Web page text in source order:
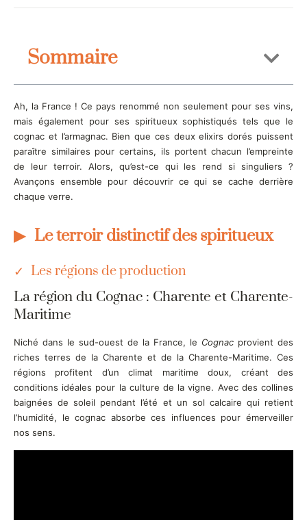
Sommaire
Ah, la France ! Ce pays renommé non seulement pour ses vins,
mais également pour ses spiritueux sophistiqués tels que le
cognac et l’armagnac. Bien que ces deux elixirs dorés puissent
paraître similaires pour certains, ils portent chacun l’empreinte
de leur terroir. Alors, qu’est-ce qui les rend si singuliers ?
Avançons ensemble pour découvrir ce qui se cache derrière
chaque verre.
Le terroir distinctif des spiritueux
Les régions de production
La région du Cognac : Charente et Charente-
Maritime
Niché dans le sud-ouest de la France, le Cognac provient des
riches terres de la Charente et de la Charente-Maritime. Ces
régions profitent d’un climat maritime doux, créant des
conditions idéales pour la culture de la vigne. Avec des collines
baignées de soleil pendant l’été et un sol calcaire qui retient
l’humidité, le cognac absorbe ces influences pour émerveiller
nos sens.